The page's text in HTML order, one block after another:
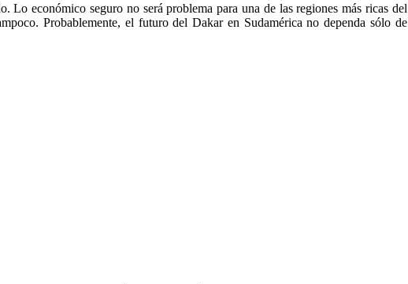
Lo económico seguro no será problema para una de las regiones más ricas del
Probablemente, el futuro del Dakar en Sudamérica no dependa sólo de